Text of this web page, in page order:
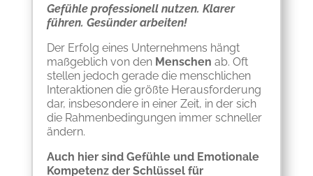
Gefühle professionell nutzen. Klarer
führen. Gesünder arbeiten!
Der Erfolg eines Unternehmens hängt
maßgeblich von den Menschen ab. Oft
stellen jedoch gerade die menschlichen
Interaktionen die größte Herausforderung
dar, insbesondere in einer Zeit, in der sich
die Rahmenbedingungen immer schneller
ändern.
Auch hier sind Gefühle und Emotionale
Kompetenz der Schlüssel für